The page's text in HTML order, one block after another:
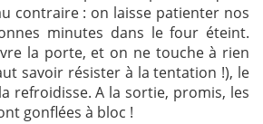
contraire : on laisse patienter nos
minutes dans le four éteint.
la porte, et on ne touche à rien
savoir résister à la tentation !), le
refroidisse. A la sortie, promis, les
gonflées à bloc !